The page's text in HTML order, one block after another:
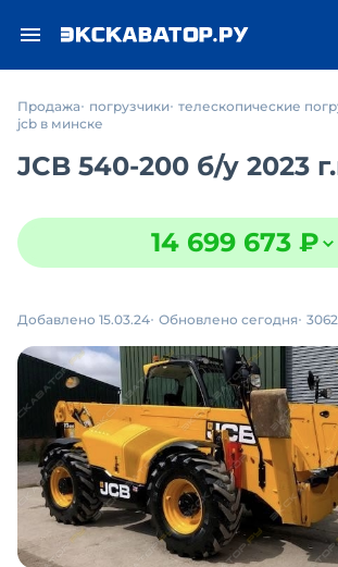
Продажа погрузчики телескопические
jcb в минске
JCB 540-200 б/у 2023
14 699 673 ₽
Добавлено 15.03.24 Обновлено сегодня 3062